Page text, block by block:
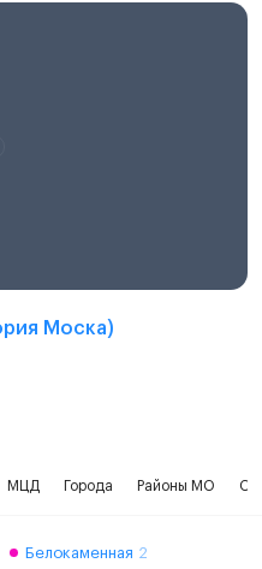
Моска)
МЦД Города Районы МО
Белокаменная 2